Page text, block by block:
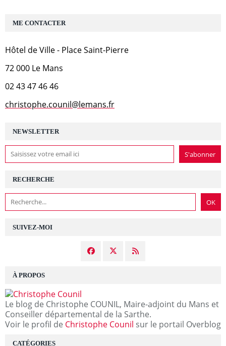
NEWSLETTER
SUIVEZ-MOI
RECHERCHE
À PROPOS
Le blog de Christophe COUNIL, Maire-adjoint du Mans et
Conseiller départemental de la Sarthe.
Voir le profil de Christophe Counil sur le portail Overblog
CATÉGORIES
ME CONTACTER
Hôtel de Ville - Place Saint-Pierre
72 000 Le Mans
02 43 47 46 46
christophe.counil@lemans.fr